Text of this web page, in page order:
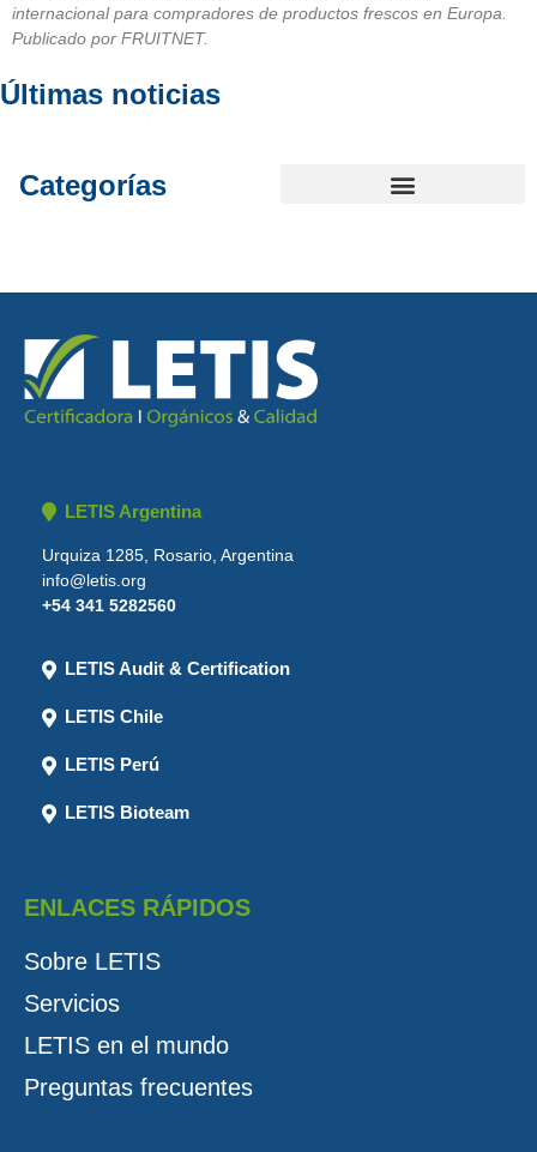
internacional para compradores de productos frescos en Europa.
Publicado por FRUITNET.
Últimas noticias
Categorías
LETIS Argentina
Urquiza 1285, Rosario, Argentina
info@letis.org
+54 341 5282560
LETIS Audit & Certification
LETIS Chile
LETIS Perú
LETIS Bioteam
ENLACES RÁPIDOS
Sobre LETIS
Servicios
LETIS en el mundo
Preguntas frecuentes